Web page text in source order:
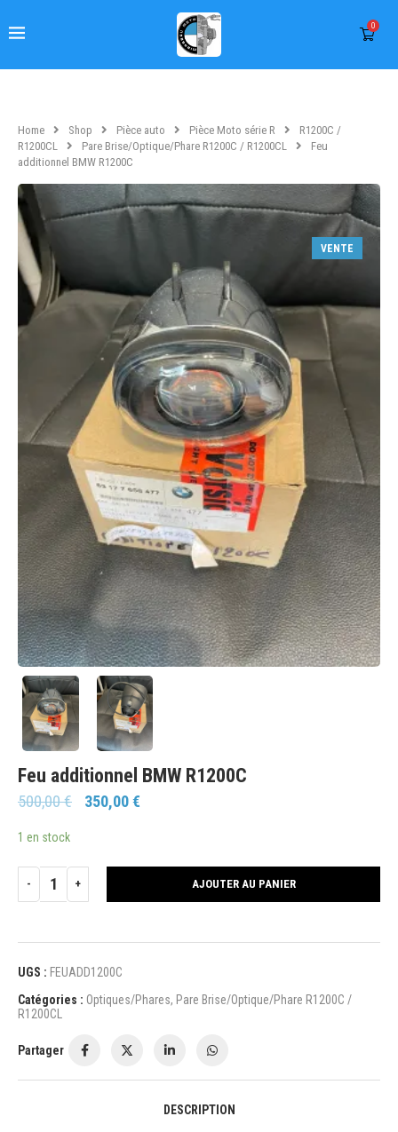
0
Home Shop Pièce auto Pièce Moto série R
R1200C /
R1200CL
Pare Brise/Optique/Phare R1200C / R1200CL
Feu
additionnel BMW R1200C
VENTE
Feu additionnel BMW R1200C
500,00€ 350,00€
1 en stock
AJOUTER AU PANIER
UGS : FEUADD1200C
Catégories : Optiques/Phares, Pare Brise/Optique/Phare R1200C /
R1200CL
Partager
DESCRIPTION